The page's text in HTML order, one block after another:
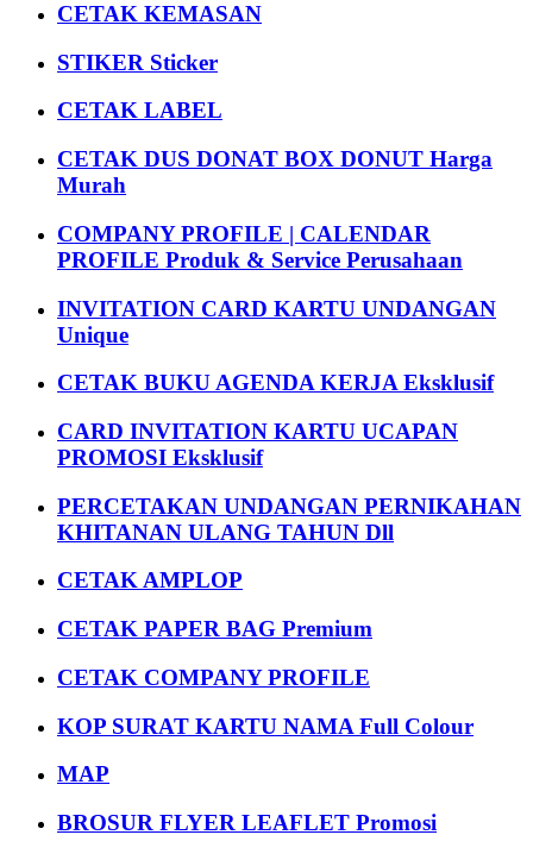
CETAK KEMASAN
STIKER Sticker
CETAK LABEL
CETAK DUS DONAT BOX DONUT Harga
Murah
COMPANY PROFILE | CALENDAR
PROFILE Produk & Service Perusahaan
INVITATION CARD KARTU UNDANGAN
Unique
CETAK BUKU AGENDA KERJA Eksklusif
CARD INVITATION KARTU UCAPAN
PROMOSI Eksklusif
PERCETAKAN UNDANGAN PERNIKAHAN
KHITANAN ULANG TAHUN Dll
CETAK AMPLOP
CETAK PAPER BAG Premium
CETAK COMPANY PROFILE
KOP SURAT KARTU NAMA Full Colour
MAP
BROSUR FLYER LEAFLET Promosi